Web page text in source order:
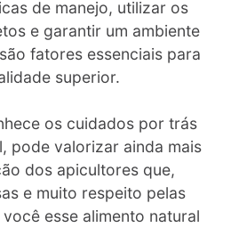
de manejo, utilizar os
e garantir um ambiente
fatores essenciais para
superior.
os cuidados por trás
pode valorizar ainda mais
dos apicultores que,
e muito respeito pelas
esse alimento natural